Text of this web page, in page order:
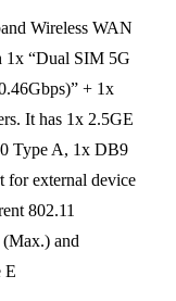
Wireless WAN
1x “Dual SIM 5G
+ 1x
It has 1x 2.5GE
Type A, 1x DB9
for external device
802.11
and
E